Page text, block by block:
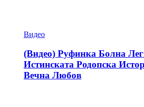
Видео
(Видео) Руфинка Болна
Истинската Родопска
Вечна Любов